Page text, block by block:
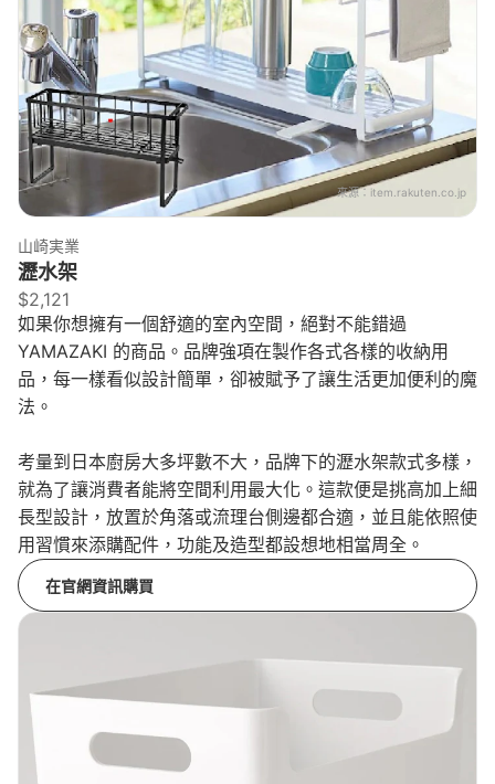
來源： item.rakuten.co.jp
山崎実業
瀝水架
$2,121
如果你想擁有一個舒適的室內空間，絕對不能錯過
YAMAZAKI 的商品。品牌強項在製作各式各樣的收納用
品，每一樣看似設計簡單，卻被賦予了讓生活更加便利的魔
法。
考量到日本廚房大多坪數不大，品牌下的瀝水架款式多樣，
就為了讓消費者能將空間利用最大化。這款便是挑高加上細
長型設計，放置於角落或流理台側邊都合適，並且能依照使
用習慣來添購配件，功能及造型都設想地相當周全。
在官網資訊購買